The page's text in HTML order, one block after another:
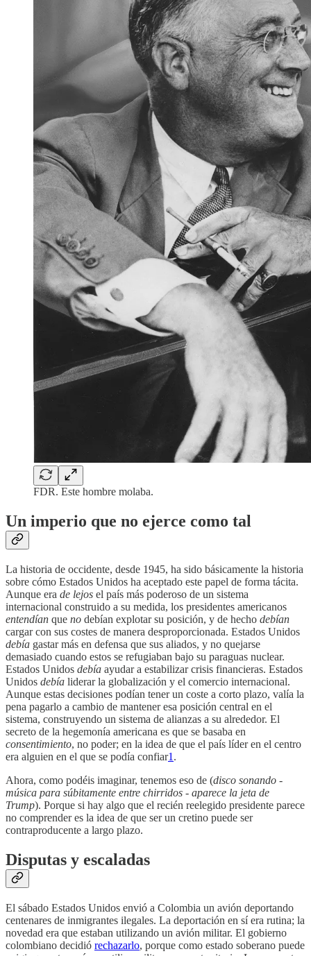
FDR. Este hombre molaba.
Un imperio que no ejerce como tal
La historia de occidente, desde 1945, ha sido básicamente la historia
sobre cómo Estados Unidos ha aceptado este papel de forma tácita.
Aunque era de lejos el país más poderoso de un sistema
internacional construido a su medida, los presidentes americanos
entendían que no debían explotar su posición, y de hecho debían
cargar con sus costes de manera desproporcionada. Estados Unidos
debía gastar más en defensa que sus aliados, y no quejarse
demasiado cuando estos se refugiaban bajo su paraguas nuclear.
Estados Unidos debía ayudar a estabilizar crisis financieras. Estados
Unidos debía liderar la globalización y el comercio internacional.
Aunque estas decisiones podían tener un coste a corto plazo, valía la
pena pagarlo a cambio de mantener esa posición central en el
sistema, construyendo un sistema de alianzas a su alrededor. El
secreto de la hegemonía americana es que se basaba en
consentimiento, no poder; en la idea de que el país líder en el centro
era alguien en el que se podía confiar1 .
Ahora, como podéis imaginar, tenemos eso de (disco sonando -
música para súbitamente entre chirridos - aparece la jeta de
Trump). Porque si hay algo que el recién reelegido presidente parece
no comprender es la idea de que ser un cretino puede ser
contraproducente a largo plazo.
Disputas y escaladas
El sábado Estados Unidos envió a Colombia un avión deportando
centenares de inmigrantes ilegales. La deportación en sí era rutina; la
novedad era que estaban utilizando un avión militar. El gobierno
colombiano decidió rechazarlo, porque como estado soberano puede